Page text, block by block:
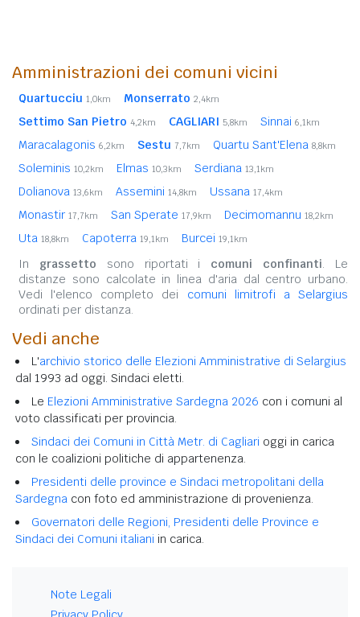
Amministrazioni dei comuni vicini
Quartucciu 1,0km Monserrato 2,4km
Settimo San Pietro 4,2km CAGLIARI 5,8km Sinnai 6,1km
Maracalagonis 6,2km Sestu 7,7km Quartu Sant'Elena 8,8km
Soleminis 10,2km Elmas 10,3km Serdiana 13,1km
Dolianova 13,6km Assemini 14,8km Ussana 17,4km
Monastir 17,7km San Sperate 17,9km Decimomannu 18,2km
Uta 18,8km Capoterra 19,1km Burcei 19,1km
In grassetto sono riportati i comuni confinanti. Le
distanze sono calcolate in linea d'aria dal centro urbano.
Vedi l'elenco completo dei comuni limitrofi a Selargius
ordinati per distanza.
Vedi anche
L'archivio storico delle Elezioni Amministrative di Selargius
dal 1993 ad oggi. Sindaci eletti.
Le Elezioni Amministrative Sardegna 2026 con i comuni al
voto classificati per provincia.
Sindaci dei Comuni in Città Metr. di Cagliari oggi in carica
con le coalizioni politiche di appartenenza.
Presidenti delle province e Sindaci metropolitani della
Sardegna con foto ed amministrazione di provenienza.
Governatori delle Regioni, Presidenti delle Province e
Sindaci dei Comuni italiani in carica.
Note Legali